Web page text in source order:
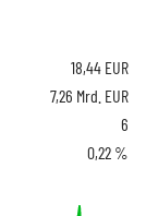
18,44 EUR
7,26 Mrd. EUR
6
0,22 %